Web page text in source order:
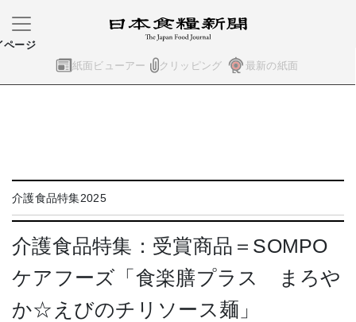
紙面ビューアー クリッピング 最新の紙面
ページ
介護食品特集2025
介護食品特集：受賞商品＝SOMPO
ケアフーズ「食楽膳プラス まろや
か☆えびのチリソース麺」